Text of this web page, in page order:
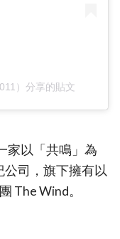
）分享的貼文
家以「共鳴」為
公司，旗下擁有以
The Wind。